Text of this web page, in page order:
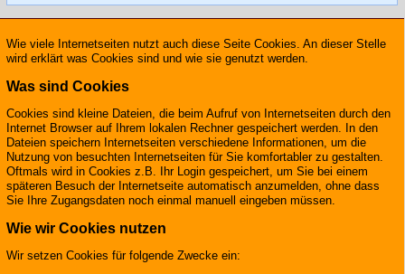
Wie viele Internetseiten nutzt auch diese Seite Cookies. An dieser Stelle
wird erklärt was Cookies sind und wie sie genutzt werden.
Was sind Cookies
Cookies sind kleine Dateien, die beim Aufruf von Internetseiten durch den
Internet Browser auf Ihrem lokalen Rechner gespeichert werden. In den
Dateien speichern Internetseiten verschiedene Informationen, um die
Nutzung von besuchten Internetseiten für Sie komfortabler zu gestalten.
Oftmals wird in Cookies z.B. Ihr Login gespeichert, um Sie bei einem
späteren Besuch der Internetseite automatisch anzumelden, ohne dass
Sie Ihre Zugangsdaten noch einmal manuell eingeben müssen.
Wie wir Cookies nutzen
Wir setzen Cookies für folgende Zwecke ein: